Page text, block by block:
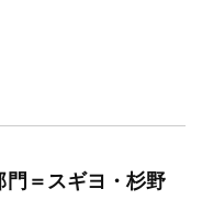
＝スギヨ・杉野